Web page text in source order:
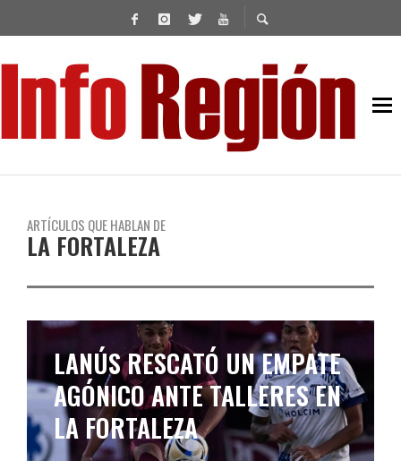
ARTÍCULOS QUE HABLAN DE
LA FORTALEZA
LANÚS RECIBE A ATLÉTICO
TUCUMÁN EN LA ANTESALA
DE LA GRAN FINAL